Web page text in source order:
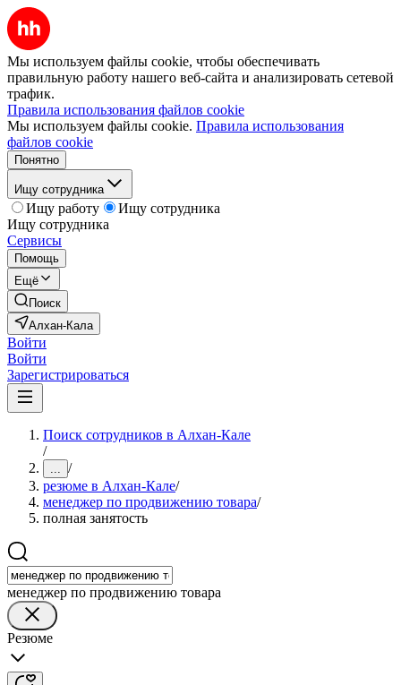
Мы используем файлы cookie, чтобы обеспечивать
правильную работу нашего веб-сайта и анализировать сетевой
трафик.
Правила использования файлов cookie
Мы используем файлы cookie. Правила использования
файлов cookie
Понятно
Ищу сотрудника
Ищу работу
Ищу сотрудника
Ищу сотрудника
Сервисы
Помощь
Ещё
Поиск
Алхан-Кала
Войти
Войти
Зарегистрироваться
Поиск сотрудников в Алхан-Кале
/
... /
резюме в Алхан-Кале/
менеджер по продвижению товара/
полная занятость
менеджер по продвижению товара
Резюме